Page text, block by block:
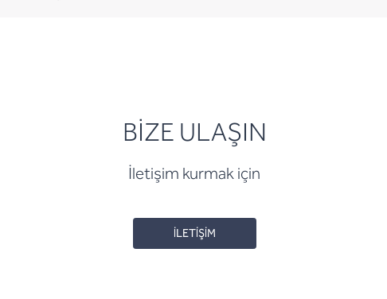
BİZE ULAŞIN
İletişim kurmak için
İLETİŞİM